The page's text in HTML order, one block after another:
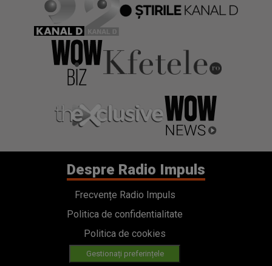
Despre Radio Impuls
Frecvențe Radio Impuls
Politica de confidentialitate
Politica de cookies
Gestionați preferințele